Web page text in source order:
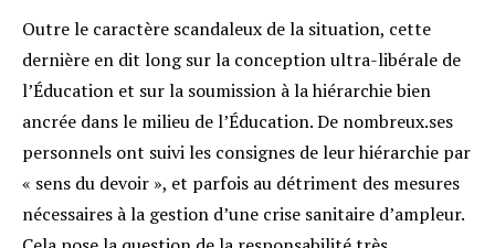
Outre le caractère scandaleux de la situation, cette
dernière en dit long sur la conception ultra-libérale de
l’Éducation et sur la soumission à la hiérarchie bien
ancrée dans le milieu de l’Éducation. De nombreux.ses
personnels ont suivi les consignes de leur hiérarchie par
« sens du devoir », et parfois au détriment des mesures
nécessaires à la gestion d’une crise sanitaire d’ampleur.